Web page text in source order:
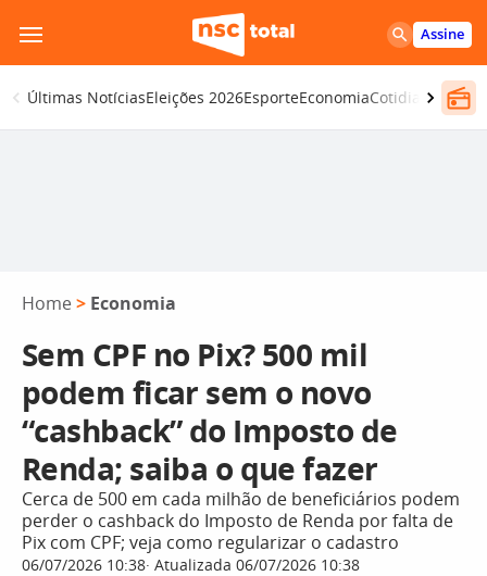
para
o
conteúdo
Assine
Últimas NotíciasEleições 2026EsporteEconomiaCotidiano
Home > Economia
Sem CPF no Pix? 500 mil
podem ficar sem o novo
“cashback” do Imposto de
Renda; saiba o que fazer
Cerca de 500 em cada milhão de beneficiários podem
perder o cashback do Imposto de Renda por falta de
Pix com CPF; veja como regularizar o cadastro
06/07/2026 10:38 Atualizada 06/07/2026 10:38